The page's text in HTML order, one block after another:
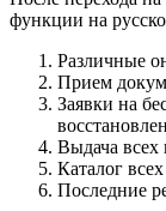
функции на
Различные
Прием
Заявки на
Выдача всех
Каталог
Последние